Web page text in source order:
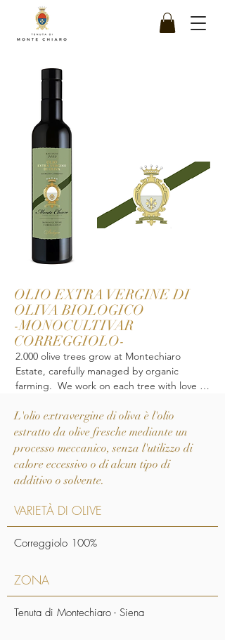
OLIO EXTRA VERGINE DI
OLIVA BIOLOGICO
-MONOCULTIVAR
CORREGGIOLO-
2.000 olive trees grow at Montechiaro
Estate, carefully managed by organic
farming.  We work on each tree with love
best organic EVO, which is the base for all
the regional plates.
We have around 200 Correggiolo olives
trees. Correggiolo is an ancient cultivar of
Tuscan origin, and has long found a
our lands. We have well-preserved this olive
EVO. These olives are manually harvested
they are still slightly under-ripe. For
L'olio extravergine di oliva è l'olio
estratto da olive fresche mediante un
processo meccanico, senza l'utilizzo di
calore eccessivo o di alcun tipo di
additivo o solvente.
VARIETÀ DI OLIVE
Correggiolo 100%
ZONA
Tenuta di Montechiaro - Siena